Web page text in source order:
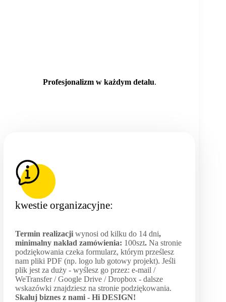
Profesjonalizm w każdym detalu.
kwestie organizacyjne:
Termin realizacji wynosi od kilku do 14 dni,
minimalny nakład zamówienia: 100szt. Na stronie
podziękowania czeka formularz, którym prześlesz
nam pliki PDF (np. logo lub gotowy projekt). Jeśli
plik jest za duży - wyślesz go przez: e-mail /
WeTransfer / Google Drive / Dropbox - dalsze
wskazówki znajdziesz na stronie podziękowania.
Skaluj biznes z nami - Hi DESIGN!